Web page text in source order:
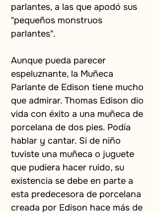
parlantes, a las que apodó sus
"pequeños monstruos
parlantes".
Aunque pueda parecer
espeluznante, la Muñeca
Parlante de Edison tiene mucho
que admirar. Thomas Edison dio
vida con éxito a una muñeca de
porcelana de dos pies. Podía
hablar y cantar. Si de niño
tuviste una muñeca o juguete
que pudiera hacer ruido, su
existencia se debe en parte a
esta predecesora de porcelana
creada por Edison hace más de